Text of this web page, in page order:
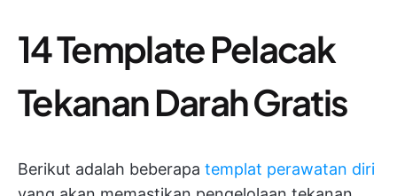
14 Template Pelacak
Tekanan Darah Gratis
Berikut adalah beberapa templat perawatan diri